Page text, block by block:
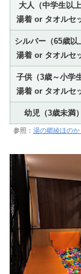
大人（中学生以上
湯着 or タオルセ
シルバー（65歳以
湯着 or タオルセ
子供（3歳～小学生
湯着 or タオルセ
幼児（3歳未満）
参照： 湯の郷綾ほの